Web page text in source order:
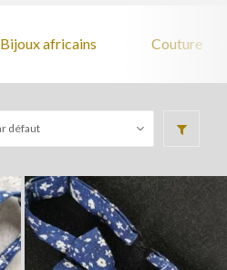
Bijoux africains Couture